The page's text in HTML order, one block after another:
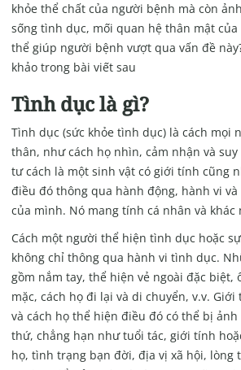
khỏe thể chất của người bệnh mà còn
sống tình dục, mối quan hệ thân mật của
thể giúp người bệnh vượt qua vấn đề
khảo trong bài viết sau
Tình dục là gì?
Tình dục (sức khỏe tình dục) là cách mọi
thân, như cách họ nhìn, cảm nhận và
tư cách là một sinh vật có giới tính cũng
điều đó thông qua hành động, hành vi
của mình. Nó mang tính cá nhân và
Cách một người thể hiện tình dục hoặc
không chỉ thông qua hành vi tình dục.
gồm nắm tay, thể hiện vẻ ngoài đặc biệt,
mặc, cách họ đi lại và di chuyển, v.v.
và cách họ thể hiện điều đó có thể bị
thứ, chẳng hạn như tuổi tác, giới tính
họ, tình trạng bạn đời, địa vị xã hội, lòng